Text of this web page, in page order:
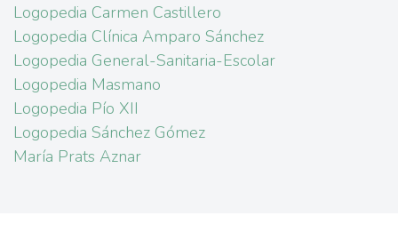
Logopedia Carmen Castillero
Logopedia Clínica Amparo Sánchez
Logopedia General-Sanitaria-Escolar
Logopedia Masmano
Logopedia Pío XII
Logopedia Sánchez Gómez
María Prats Aznar